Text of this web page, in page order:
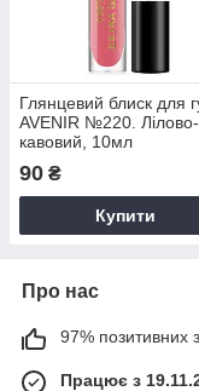
Глянцевий блиск для
AVENIR №220. Лілово-
кавовий, 10мл
90 ₴
Купити
Про нас
97% позитивних з
Працює з